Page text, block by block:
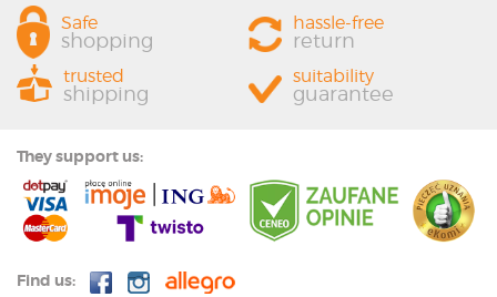
Safe
shopping
hassle-free
return
trusted
shipping
suitability
guarantee
They support us:
Find us: